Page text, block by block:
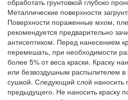
обработать грунтовкой глубоко
Металлические поверхности
Поверхности пораженные мхом,
рекомендуется предварительно
антисептиком. Перед нанесением
перемешать, при необходимости
более 5% от веса краски. Краску
или безвоздушным распылителем
сушкой. Следующий слой наносить
предыдущего. Не наносить краску